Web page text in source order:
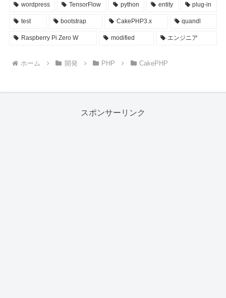
wordpress TensorFlow python entity plug-in
test bootstrap CakePHP3.x quandl
Raspberry Pi Zero W modified エンジニア
ホーム 開発 PHP CakePHP
スポンサーリンク